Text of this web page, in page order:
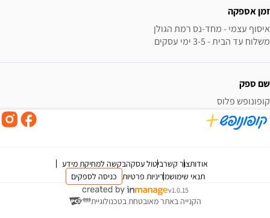
זמן אספקה
משלוח עד הבית - 3-5 ימי עסקים
שם ספק
קופונופש פלוס
אודותצור קשרביטול עסקהבקשה למחיקת מידע
תנאי שימושמדיניות פרטיות כניסה לספקים
v1.0.15
הקנייה באתר מאובטחת בטכנולוגיית